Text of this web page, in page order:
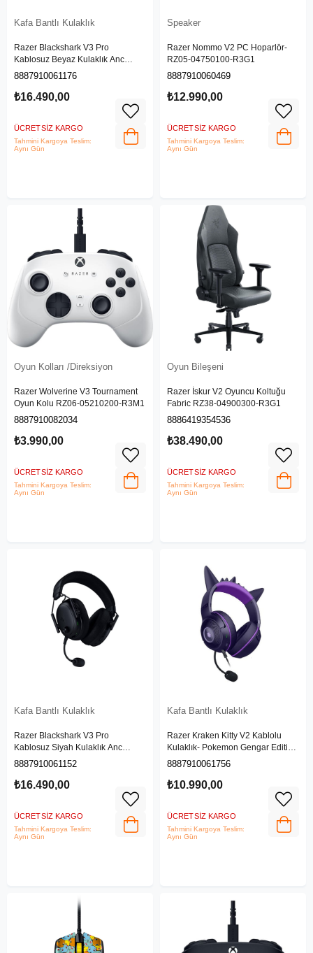
Kafa Bantlı Kulaklık
Razer Blackshark V3 Pro
Kablosuz Beyaz Kulaklık Anc
RZ04-05400200-R3M1
8887910061176
₺16.490,00
ÜCRETSIZ KARGO
Tahmini Kargoya Teslim:
Aynı Gün
Speaker
Razer Nommo V2 PC Hoparlör-
RZ05-04750100-R3G1
8887910060469
₺12.990,00
ÜCRETSIZ KARGO
Tahmini Kargoya Teslim:
Aynı Gün
Oyun Kolları /Direksiyon
Razer Wolverine V3 Tournament
Oyun Kolu RZ06-05210200-R3M1
8887910082034
₺3.990,00
ÜCRETSIZ KARGO
Tahmini Kargoya Teslim:
Aynı Gün
Oyun Bileşeni
Razer İskur V2 Oyuncu Koltuğu
Fabric RZ38-04900300-R3G1
8886419354536
₺38.490,00
ÜCRETSIZ KARGO
Tahmini Kargoya Teslim:
Aynı Gün
Kafa Bantlı Kulaklık
Razer Blackshark V3 Pro
Kablosuz Siyah Kulaklık Anc
RZ04-05400100-R3M1
8887910061152
₺16.490,00
ÜCRETSIZ KARGO
Tahmini Kargoya Teslim:
Aynı Gün
Kafa Bantlı Kulaklık
Razer Kraken Kitty V2 Kablolu
Kulaklık- Pokemon Gengar Edition
Anc RZ04-04730300-R3M1
8887910061756
₺10.990,00
ÜCRETSIZ KARGO
Tahmini Kargoya Teslim:
Aynı Gün